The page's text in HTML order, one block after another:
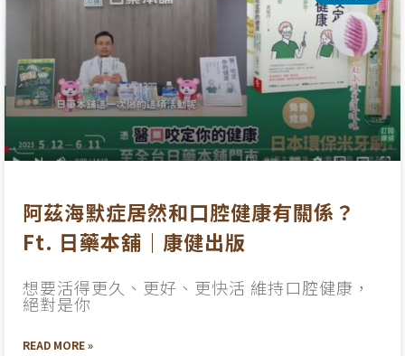
阿茲海默症居然和口腔健康有關係？
Ft. 日藥本舖｜康健出版
想要活得更久、更好、更快活 維持口腔健康，
絕對是你
READ MORE »